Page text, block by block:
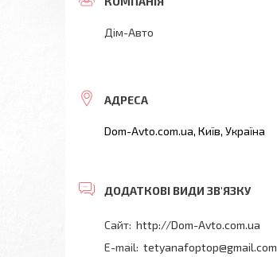
Дім-Авто
Dom-Avto.com.ua, Київ, Україна
http://Dom-Avto.com.ua
tetyanafoptop@gmail.com